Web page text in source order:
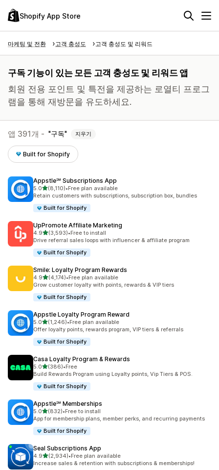
Shopify App Store
마케팅 및 전환 고객 충성도 고객 충성도 및 리워드
구독 기능이 있는 모든 고객 충성도 및 리워드 앱
회원 전용 포인트 및 특전을 제공하는 로열티 프로그
램을 통해 재방문을 유도하세요.
앱 391개 - 구독 지우기
Built for Shopify
Appstle℠ Subscriptions App
5.0별 5개 중
(8,110)
총 리뷰 8110개
•Free plan available
Retain customers with subscriptions, subscription box, bundles
Built for Shopify
UpPromote Affiliate Marketing
4.9별 5개 중
(3,593)
총 리뷰 3593개
•Free to install
Drive referral sales loops with influencer & affiliate program
Built for Shopify
Smile: Loyalty Program Rewards
4.9별 5개 중
(4,174)
총 리뷰 4174개
•Free plan available
Grow customer loyalty with points, rewards & VIP tiers
Built for Shopify
Appstle Loyalty Program Reward
5.0별 5개 중
(1,246)
총 리뷰 1246개
•Free plan available
Offer loyalty points, rewards program, VIP tiers & referrals
Built for Shopify
Casa Loyalty Program & Rewards
5.0별 5개 중
(386)
총 리뷰 386개
•Free
Build Rewards Program using Loyalty points, Vip Tiers & POS.
Built for Shopify
Appstle℠ Memberships
5.0별 5개 중
(832)
총 리뷰 832개
•Free to install
App for membership plans, member perks, and recurring payments
Built for Shopify
Seal Subscriptions App
4.9별 5개 중
(2,934)
총 리뷰 2934개
•Free plan available
Increase sales & retention with subscriptions & memberships!